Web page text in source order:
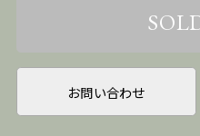
お問い合わせ